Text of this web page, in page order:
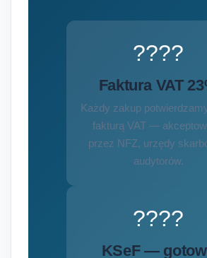
????
Faktura VAT
Każdy zakup
fakturą VAT —
przez NFZ, urzędy
audytorów.
????
KSeF —